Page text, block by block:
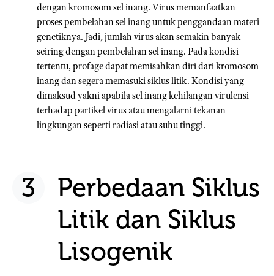
dengan kromosom sel inang. Virus memanfaatkan
proses pembelahan sel inang untuk penggandaan materi
genetiknya. Jadi, jumlah virus akan semakin banyak
seiring dengan pembelahan sel inang. Pada kondisi
tertentu, profage dapat memisahkan diri dari kromosom
inang dan segera memasuki siklus litik. Kondisi yang
dimaksud yakni apabila sel inang kehilangan virulensi
terhadap partikel virus atau mengalarni tekanan
lingkungan seperti radiasi atau suhu tinggi.
Perbedaan Siklus
Litik dan Siklus
Lisogenik